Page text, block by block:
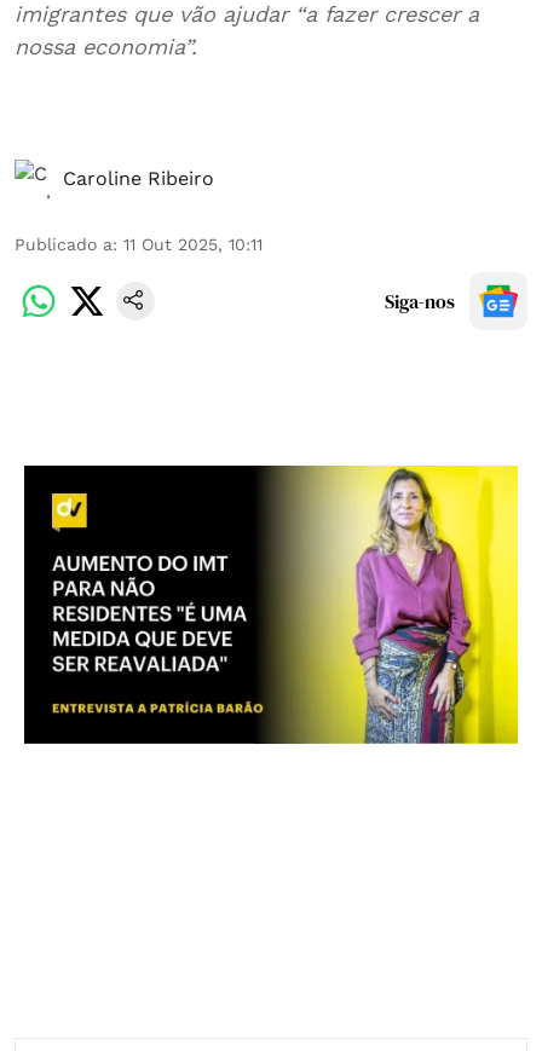
imigrantes que vão ajudar “a fazer crescer a
nossa economia”.
Caroline Ribeiro
Publicado a: 11 Out 2025, 10:11
Siga-nos